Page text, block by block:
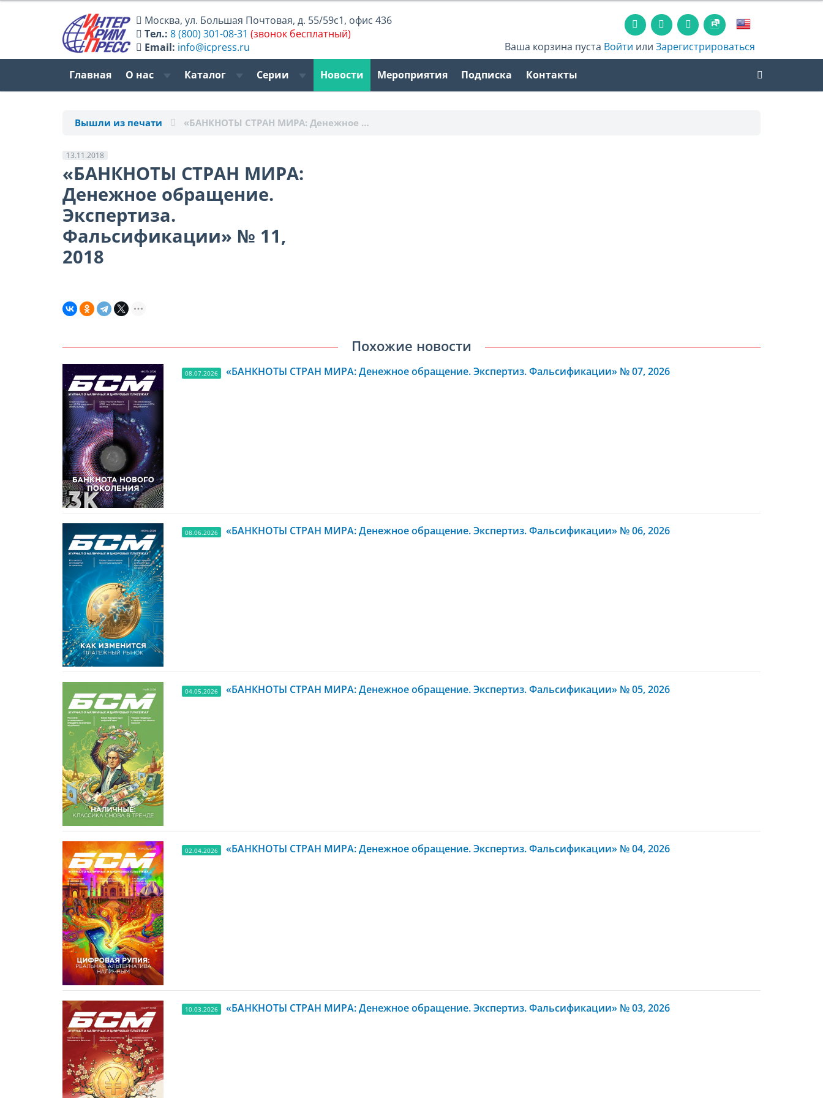
Москва,ул. Большая Почтовая, д. 55/59с1, офис 436
Тел.: 8 (800) 301-08-31 (звонок бесплатный)
Email: info@icpress.ru Ваша корзина пуста Войти илиЗарегистрироваться
Главная О нас Каталог Серии Новости Мероприятия Подписка Контакты
Вышли из печати «БАНКНОТЫ СТРАН МИРА: Денежное …
13.11.2018
«БАНКНОТЫ СТРАН МИРА:
Денежное обращение.
Экспертиза.
Фальсификации» № 11,
2018
Похожие новости
08.07.2026 «БАНКНОТЫ СТРАН МИРА: Денежное обращение. Экспертиз. Фальсификации» № 07, 2026
08.06.2026 «БАНКНОТЫ СТРАН МИРА: Денежное обращение. Экспертиз. Фальсификации» № 06, 2026
04.05.2026 «БАНКНОТЫ СТРАН МИРА: Денежное обращение. Экспертиз. Фальсификации» № 05, 2026
02.04.2026 «БАНКНОТЫ СТРАН МИРА: Денежное обращение. Экспертиз. Фальсификации» № 04, 2026
10.03.2026 «БАНКНОТЫ СТРАН МИРА: Денежное обращение. Экспертиз. Фальсификации» № 03, 2026